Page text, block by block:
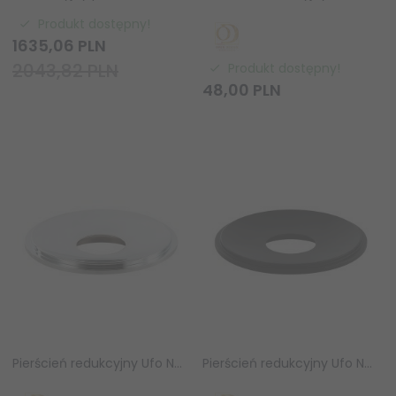
1635,06 PLN
48,00 PLN
Pierścień redukcyjny Ufo Neo cromo Orlicki Design OR81848 Pierścień redukcyjny Ufo Neo nero Orlicki Design OR81862